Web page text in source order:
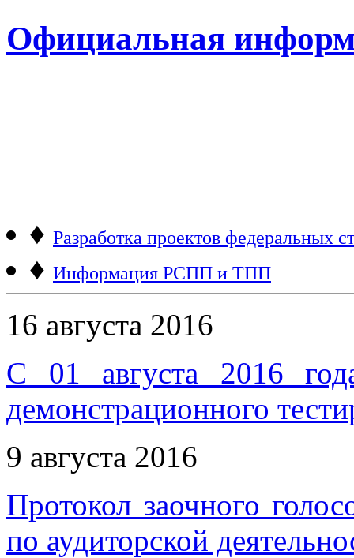
Официальная
♦ Разработка проектов федеральных
♦ Информация РСПП и ТПП
16 августа 2016
С 01 августа 2016
демонстрационного
9 августа 2016
Протокол заочного
по аудиторской